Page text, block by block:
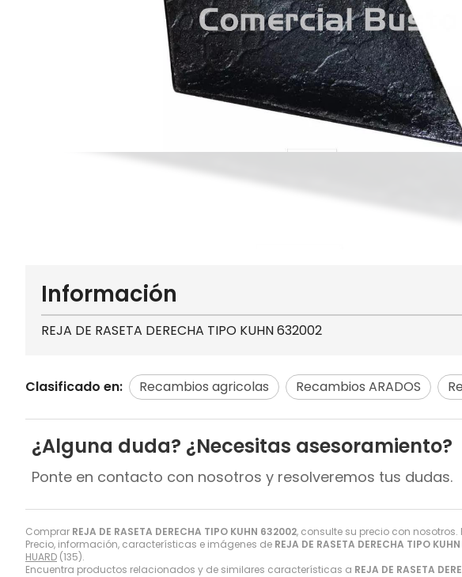
Comprar REJA DE RASETA DERECHA TIPO KUHN 632002, consulte su precio con
Precio, información, características e imágenes de REJA DE RASETA DERECHA TIPO
HUARD (135).
Encuentra productos relacionados y de similares características a REJA DE RASETA
Información
REJA DE RASETA DERECHA TIPO KUHN 632002
Clasificado en: Recambios agricolas Recambios ARADOS
¿Alguna duda? ¿Necesitas asesoramiento?
Ponte en contacto con nosotros y resolveremos tus dudas.